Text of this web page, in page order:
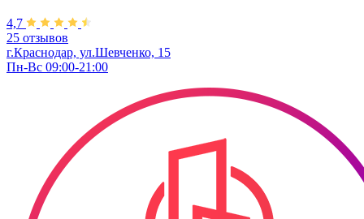
4,7
25 отзывов
г.Краснодар, ул.Шевченко, 15
Пн-Вс 09:00-21:00